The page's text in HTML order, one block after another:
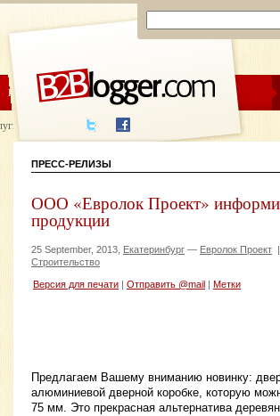
ЦЕНЫ ПОМОЩЬ
написания
ПРЕСС-РЕЛИЗЫ
ООО «Евролок Проект»
продукции
25 September, 2013, Екатеринбург — Евролок Проект |
Строительство
Версия для печати Отправить @mail Метки
Предлагаем Вашему вниманию новинку:
алюминиевой дверной коробке, которую
75 мм. Это прекрасная альтернатива